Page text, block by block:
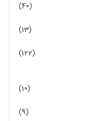
(40)
(13)
(122)
(10)
(9)